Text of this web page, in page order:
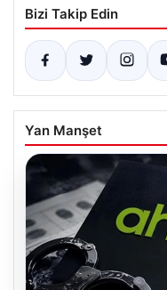
Bizi Takip Edin
Yan Manşet